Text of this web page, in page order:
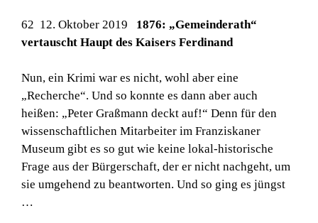
62 12. Oktober 2019 1876: „Gemeinderath“
vertauscht Haupt des Kaisers Ferdinand
Nun, ein Krimi war es nicht, wohl aber eine
„Recherche“. Und so konnte es dann aber auch
heißen: „Peter Graßmann deckt auf!“ Denn für den
wissenschaftlichen Mitarbeiter im Franziskaner
Museum gibt es so gut wie keine lokal-historische
Frage aus der Bürgerschaft, der er nicht nachgeht, um
sie umgehend zu beantworten. Und so ging es jüngst
…